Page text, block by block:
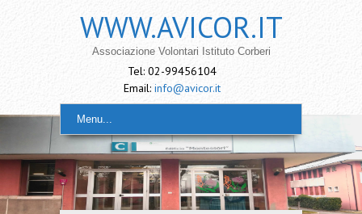
WWW.AVICOR.IT
Associazione Volontari Istituto Corberi
Tel: 02-99456104
Email: info@avicor.it
Menu...